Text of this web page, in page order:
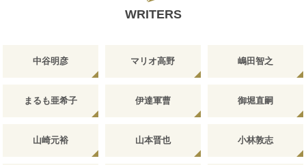
WRITERS
中谷明彦 マリオ高野 嶋田智之
まるも亜希子 伊達軍曹 御堀直嗣
山崎元裕 山本晋也 小林敦志